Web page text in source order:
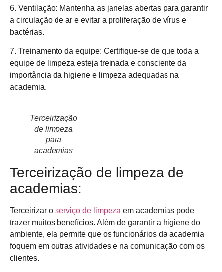
6. Ventilação: Mantenha as janelas abertas para garantir
a circulação de ar e evitar a proliferação de vírus e
bactérias.
7. Treinamento da equipe: Certifique-se de que toda a
equipe de limpeza esteja treinada e consciente da
importância da higiene e limpeza adequadas na
academia.
Terceirização
de limpeza
para
academias
Terceirização de limpeza de
academias:
Terceirizar o serviço de limpeza em academias pode
trazer muitos benefícios. Além de garantir a higiene do
ambiente, ela permite que os funcionários da academia
foquem em outras atividades e na comunicação com os
clientes.